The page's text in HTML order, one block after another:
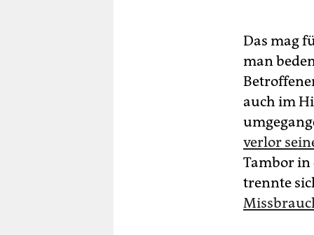
Das mag
man
auch im
verlor
Tambor in
trennte